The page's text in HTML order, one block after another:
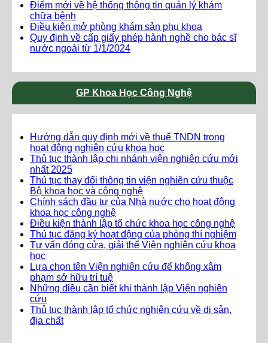
Điểm mới về hệ thống thông tin quản lý khám
chữa bệnh
Điều kiện mở phòng khám sản phụ khoa
Quy định về cấp giấy phép hành nghề cho bác sĩ
nước ngoài từ 1/1/2024
GP Khoa Học Công Nghệ
Hướng dẫn quy định mới về thuế TNDN trong
hoạt động nghiên cứu khoa học
Thủ tục thành lập chi nhánh viện nghiên cứu mới
nhất 2025
Thủ tục thay đổi thông tin viện nghiên cứu thuộc
Bộ khoa học và công nghệ
Chính sách đầu tư của Nhà nước cho hoạt động
khoa học công nghệ
Điều kiện thành lập tổ chức khoa học công nghệ
Thủ tục đăng ký hoạt động của phòng thí nghiệm
Tư vấn đóng cửa, giải thể Viện nghiên cứu khoa
học
Lựa chọn tên Viện nghiên cứu để không xâm
phạm sở hữu trí tuệ
Những điều cần biết khi thành lập Viện nghiên
cứu
Thủ tục thành lập tổ chức nghiên cứu về di sản,
địa chất